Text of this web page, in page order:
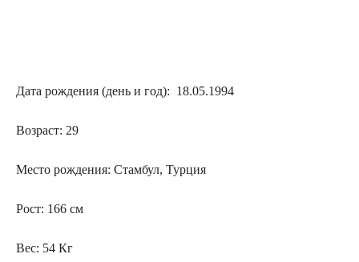
Дата рож­де­ния (день и год): 18.05.1994
Воз­раст: 29
Место рож­де­ния: Стам­бул, Турция
Рост: 166 см
Вес: 54 Кг